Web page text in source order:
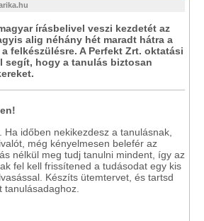
írásbelivel veszi kezdetét az
alig néhány hét maradt hátra a
felkészülésre. A Perfekt Zrt. oktatási
segít, hogy a tanulás biztosan
Ha időben nekikezdesz a tanulásnak,
még kényelmesen belefér az
nélkül meg tudj tanulni mindent, így az
fel kell frissítened a tudásodat egy kis
Készíts ütemtervet, és tartsd
tanulásadaghoz.